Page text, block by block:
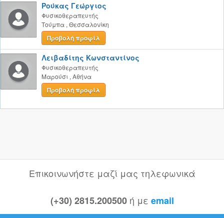
Ρούκας Γεώργιος
Φυσικοθεραπευτής
Τούμπα , Θεσσαλονίκη
Προβολή προφίλ
Λειβαδίτης Κωνσταντίνος
Φυσικοθεραπευτής
Μαρούσι , Αθήνα
Προβολή προφίλ
Επικοινωνήστε μαζί μας τηλεφωνικά
(+30) 2815.200500 ή με email